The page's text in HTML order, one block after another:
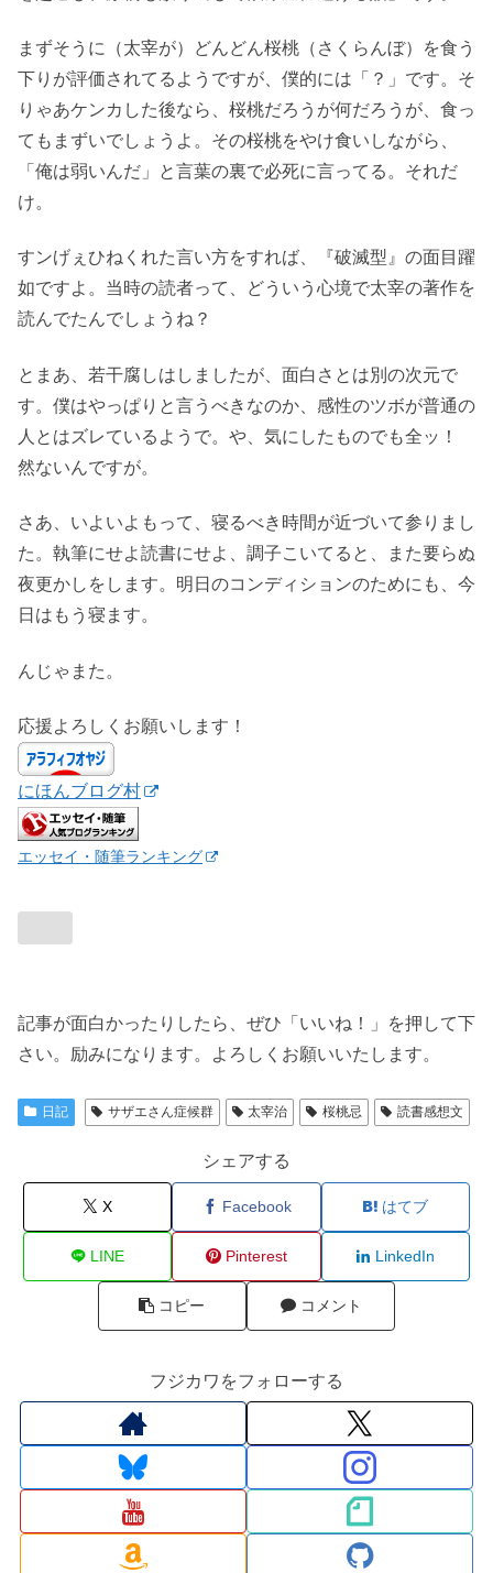
まずそうに（太宰が）どんどん桜桃（さくらんぼ）を食う
下りが評価されてるようですが、僕的には「？」です。そ
りゃあケンカした後なら、桜桃だろうが何だろうが、食っ
てもまずいでしょうよ。その桜桃をやけ食いしながら、
「俺は弱いんだ」と言葉の裏で必死に言ってる。それだ
け。
すンげぇひねくれた言い方をすれば、『破滅型』の面目躍
如ですよ。当時の読者って、どういう心境で太宰の著作を
読んでたんでしょうね？
とまあ、若干腐しはしましたが、面白さとは別の次元で
す。僕はやっぱりと言うべきなのか、感性のツボが普通の
人とはズレているようで。や、気にしたものでも全ッ！
然ないんですが。
さあ、いよいよもって、寝るべき時間が近づいて参りまし
た。執筆にせよ読書にせよ、調子こいてると、また要らぬ
夜更かしをします。明日のコンディションのためにも、今
日はもう寝ます。
んじゃまた。
応援よろしくお願いします！
にほんブログ村
エッセイ・随筆ランキング
記事が面白かったりしたら、ぜひ「いいね！」を押して下
さい。励みになります。よろしくお願いいたします。
日記 サザエさん症候群 太宰治 桜桃忌 読書感想文
シェアする
X Facebook はてブ
LINE Pinterest LinkedIn
コピー コメント
フジカワをフォローする